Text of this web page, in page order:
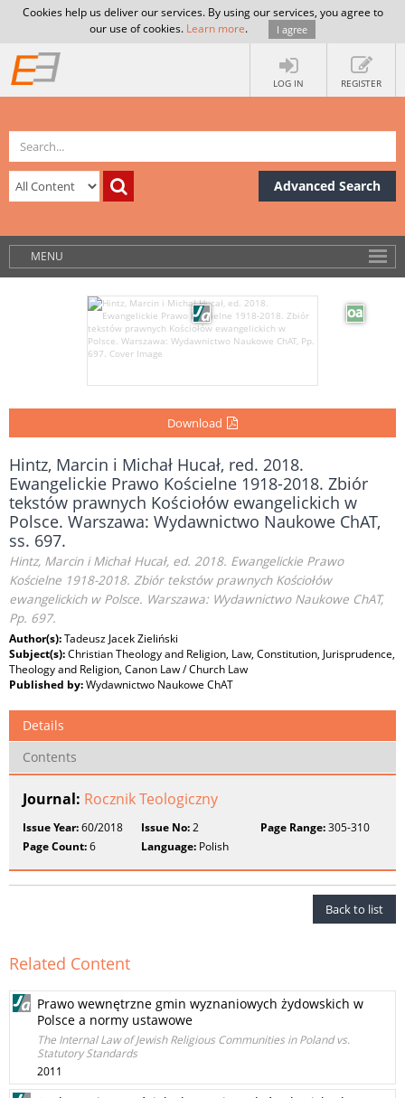
Cookies help us deliver our services. By using our services, you agree to
our use of cookies. Learn more. I agree
LOG IN REGISTER
Advanced Search
MENU
Download
Hintz, Marcin i Michał Hucał, red. 2018.
Ewangelickie Prawo Kościelne 1918-2018. Zbiór
tekstów prawnych Kościołów ewangelickich w
Polsce. Warszawa: Wydawnictwo Naukowe ChAT,
ss. 697.
Hintz, Marcin i Michał Hucał, ed. 2018. Ewangelickie Prawo
Kościelne 1918-2018. Zbiór tekstów prawnych Kościołów
ewangelickich w Polsce. Warszawa: Wydawnictwo Naukowe ChAT,
Pp. 697.
Author(s):Tadeusz Jacek Zieliński
Subject(s):Christian Theology and Religion, Law, Constitution, Jurisprudence,
Theology and Religion, Canon Law / Church Law
Published by:Wydawnictwo Naukowe ChAT
Details
Contents
Journal: Rocznik Teologiczny
Issue Year:60/2018 Issue No:2 Page Range:305-310
Page Count:6 Language: Polish
Back to list
Related Content
Prawo wewnętrzne gmin wyznaniowych żydowskich w
Polsce a normy ustawowe
The Internal Law of Jewish Religious Communities in Poland vs.
Statutory Standards
2011